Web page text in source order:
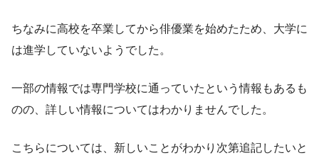
ちなみに高校を卒業してから俳優業を始めたため、大学に
は進学していないようでした。
一部の情報では専門学校に通っていたという情報もあるも
のの、詳しい情報についてはわかりませんでした。
こちらについては、新しいことがわかり次第追記したいと